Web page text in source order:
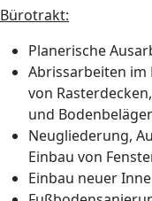
Bürotrakt:
Planerische
Abrissarbeiten
von
und
Neugliederung,
Einbau von
Einbau neuer